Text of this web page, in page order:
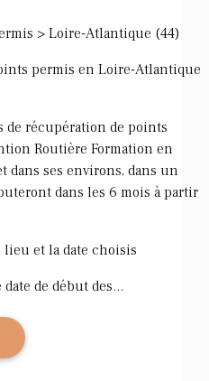
> Loire-Atlantique (44)
permis en Loire-Atlantique
de récupération de points
Routière Formation en
dans ses environs, dans un
dans les 6 mois à partir
et la date choisis
de début des...